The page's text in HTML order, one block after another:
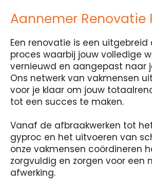
Aannemer Renovatie
Een renovatie is een uitgebreid
proces waarbij jouw volledige
vernieuwd en aangepast naar
Ons netwerk van vakmensen
voor je klaar om jouw
tot een succes te maken.
Vanaf de afbraakwerken tot
gyproc en het uitvoeren van
onze vakmensen coördineren
zorgvuldig en zorgen voor een
afwerking.